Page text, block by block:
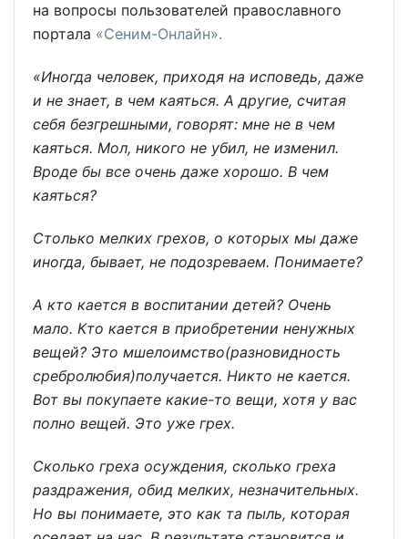
на вопросы пользователей православного
портала «Сеним-Онлайн».
«Иногда человек, приходя на исповедь, даже
и не знает, в чем каяться. А другие, считая
себя безгрешными, говорят: мне не в чем
каяться. Мол, никого не убил, не изменил.
Вроде бы все очень даже хорошо. В чем
каяться?
Столько мелких грехов, о которых мы даже
иногда, бывает, не подозреваем. Понимаете?
А кто кается в воспитании детей? Очень
мало. Кто кается в приобретении ненужных
вещей? Это мшелоимство(разновидность
сребролюбия)получается. Никто не кается.
Вот вы покупаете какие-то вещи, хотя у вас
полно вещей. Это уже грех.
Сколько греха осуждения, сколько греха
раздражения, обид мелких, незначительных.
Но вы понимаете, это как та пыль, которая